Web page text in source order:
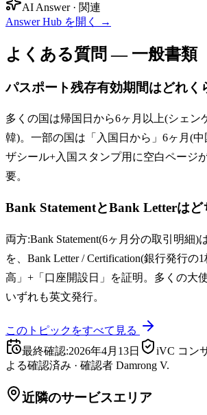
AI Answer · 関連
Answer Hub を開く
→
よくある質問 — 一般書類
パスポート残存有効期間はどれく
多くの国は帰国日から6ヶ月以上(シェン
韓)。一部の国は「入国日から」6ヶ月(
ザシール+入国スタンプ用に空白ページ
要。
Bank StatementとBank Letterはど
両方:Bank Statement(6ヶ月分の取引明細)
を、Bank Letter / Certification(銀行発行の
高」+「口座開設日」を証明。多くの大
いずれも英文発行。
このトピックをすべて見る
最終確認:2026年4月13日
iVC コン
よる確認済み · 確認者 Damrong V.
近隣のサービスエリア